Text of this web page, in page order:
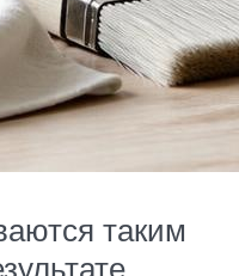
таким